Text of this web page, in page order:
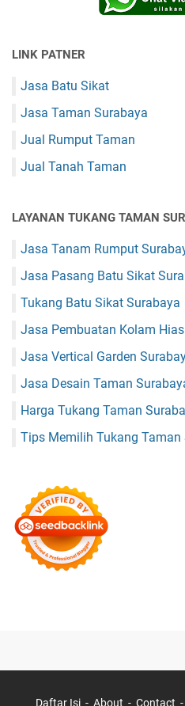
LINK PATNER
Jasa Batu Sikat
Jasa Taman Surabaya
Jual Rumput Taman
Jual Tanah Taman
LAYANAN TUKANG TAMAN
Jasa Tanam Rumput
Jasa Pasang Batu Sikat
Tukang Batu Sikat Surabaya
Jasa Pembuatan Kolam
Jasa Vertical Garden
Jasa Desain Taman
Harga Tukang Taman
Tips Memilih Tukang Taman
Daftar Isi About Contact